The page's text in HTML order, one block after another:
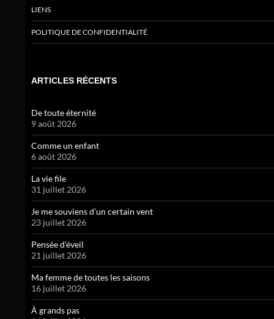
LIENS
POLITIQUE DE CONFIDENTIALITÉ
ARTICLES RÉCENTS
De toute éternité
9 août 2026
Comme un enfant
6 août 2026
La vie file
31 juillet 2026
Je me souviens d’un certain vent
23 juillet 2026
Pensée d’éveil
21 juillet 2026
Ma femme de toutes les saisons
16 juillet 2026
À grands pas